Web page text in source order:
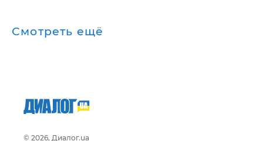
Смотреть ещё
© 2026, Диалог.ua